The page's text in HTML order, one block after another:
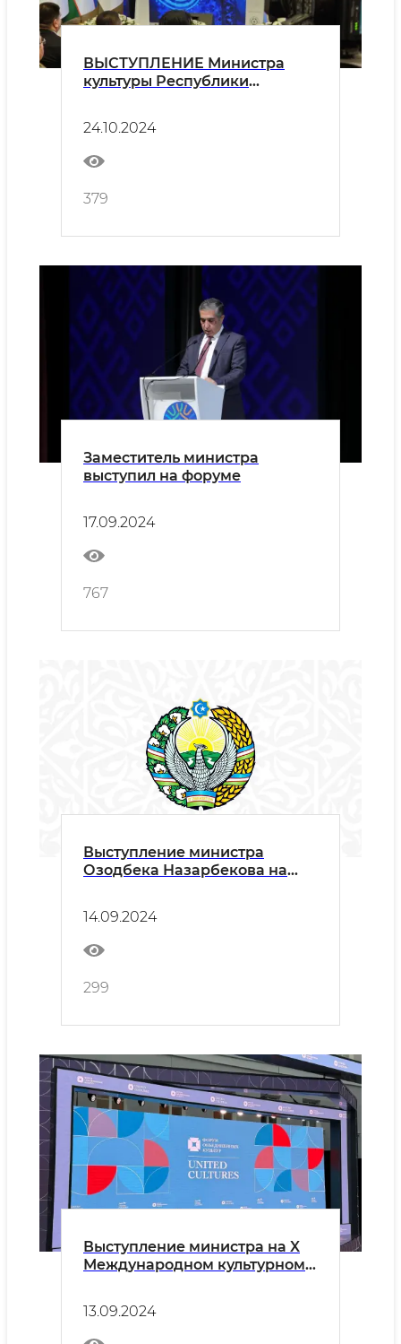
ВЫСТУПЛЕНИЕ Министра
культуры Республики
«Реформы в сфере культуры и
искусства в новом
Узбекистане»
24.10.2024
379
Заместитель министра
выступил на форуме
17.09.2024
767
Выступление министра
Озодбека Назарбекова на
сотрудничеству государств-
участников СНГ
14.09.2024
299
Выступление министра на X
Международном культурном
13.09.2024